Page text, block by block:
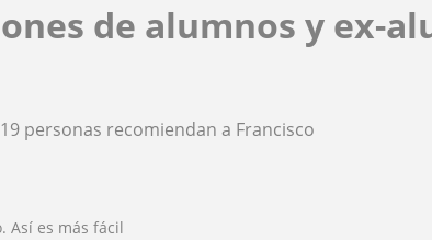
de alumnos y ex-
personas recomiendan a Francisco
Así es más fácil